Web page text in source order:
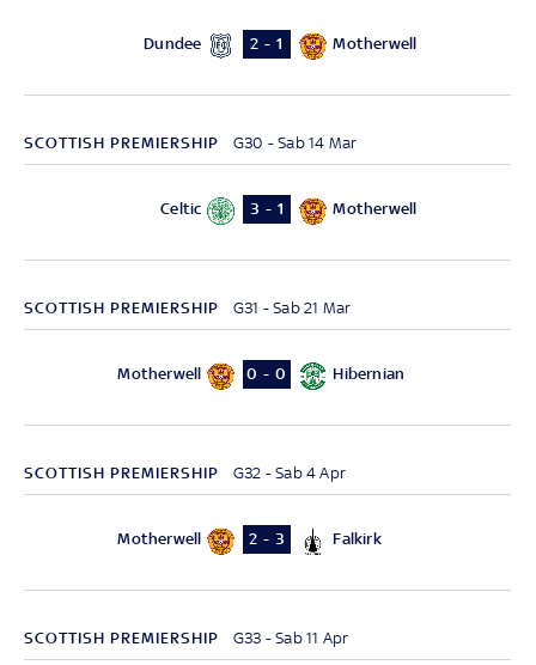
Dundee 2 - 1 Motherwell
SCOTTISH PREMIERSHIP G30 - Sab 14 Mar
Celtic 3 - 1 Motherwell
SCOTTISH PREMIERSHIP G31 - Sab 21 Mar
Motherwell 0 - 0 Hibernian
SCOTTISH PREMIERSHIP G32 - Sab 4 Apr
Motherwell 2 - 3 Falkirk
SCOTTISH PREMIERSHIP G33 - Sab 11 Apr